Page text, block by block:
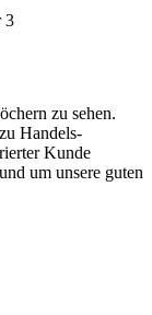
Handels-
Kunde
um unsere guten